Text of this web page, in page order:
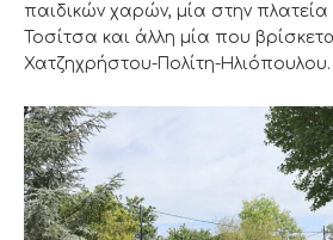
παιδικών χαρών, μία στην
Τοσίτσα και άλλη μία που
Χατζηχρήστου-Πολίτη-Ηλιόπουλου.